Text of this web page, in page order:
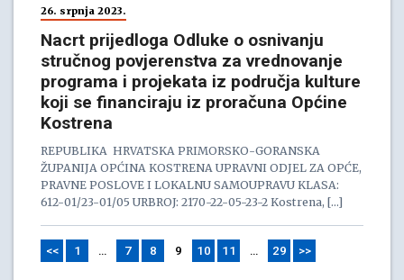
26. srpnja 2023.
Nacrt prijedloga Odluke o osnivanju
stručnog povjerenstva za vrednovanje
programa i projekata iz područja kulture
koji se financiraju iz proračuna Općine
Kostrena
REPUBLIKA HRVATSKA PRIMORSKO-GORANSKA
ŽUPANIJA OPĆINA KOSTRENA UPRAVNI ODJEL ZA OPĆE,
PRAVNE POSLOVE I LOKALNU SAMOUPRAVU KLASA:
612-01/23-01/05 URBROJ: 2170-22-05-23-2 Kostrena, […]
<< 1 … 7 8 9 10 11 … 29 >>